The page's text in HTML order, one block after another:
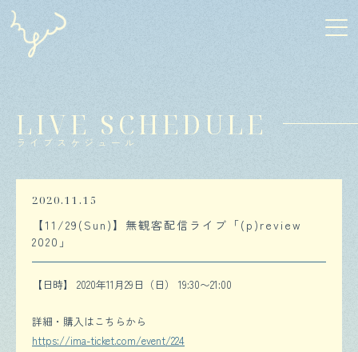
LIVE SCHEDULE
ライブスケジュール
2020.11.15
【11/29(Sun)】無観客配信ライブ「(p)review
2020」
【日時】 2020年11月29日（日） 19:30〜21:00
詳細・購入はこちらから
https://ima-ticket.com/event/224